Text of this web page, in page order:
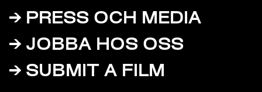
PRESS OCH MEDIA
JOBBA HOS OSS
SUBMIT A FILM